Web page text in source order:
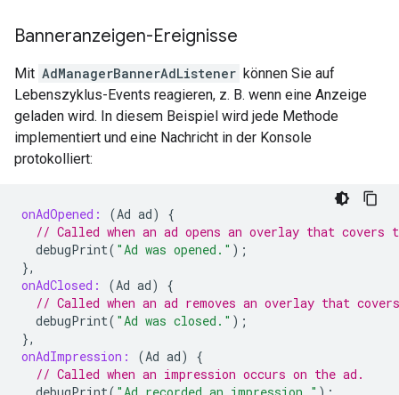
Banneranzeigen-Ereignisse
Mit AdManagerBannerAdListener können Sie auf
Lebenszyklus-Events reagieren, z. B. wenn eine Anzeige
geladen wird. In diesem Beispiel wird jede Methode
implementiert und eine Nachricht in der Konsole
protokolliert:
onAdOpened: (Ad ad)
{
// Called when an ad opens an overlay that covers
debugPrint( "Ad was opened." );
},
onAdClosed:
(Ad ad)
{
// Called when an ad removes an overlay that
debugPrint( "Ad was closed." );
},
onAdImpression:
(Ad ad)
{
// Called when an impression occurs on the ad.